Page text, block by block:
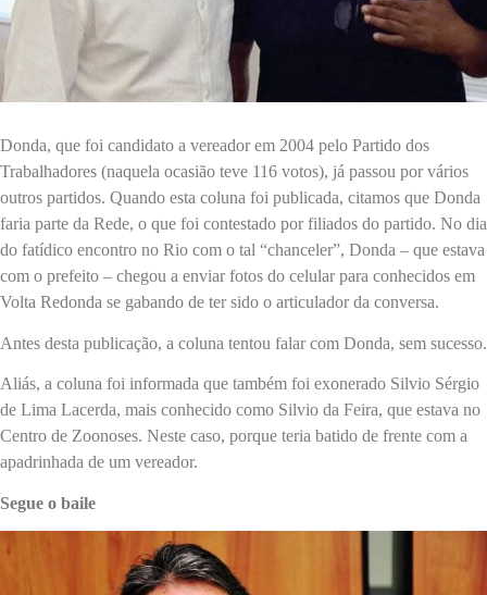
Donda, que foi candidato a vereador em 2004 pelo Partido dos
Trabalhadores (naquela ocasião teve 116 votos), já passou por vários
outros partidos. Quando esta coluna foi publicada, citamos que Donda
faria parte da Rede, o que foi contestado por filiados do partido. No dia
do fatídico encontro no Rio com o tal “chanceler”, Donda – que estava
com o prefeito – chegou a enviar fotos do celular para conhecidos em
Volta Redonda se gabando de ter sido o articulador da conversa.
Antes desta publicação, a coluna tentou falar com Donda, sem sucesso.
Aliás, a coluna foi informada que também foi exonerado Silvio Sérgio
de Lima Lacerda, mais conhecido como Silvio da Feira, que estava no
Centro de Zoonoses. Neste caso, porque teria batido de frente com a
apadrinhada de um vereador.
Segue o baile